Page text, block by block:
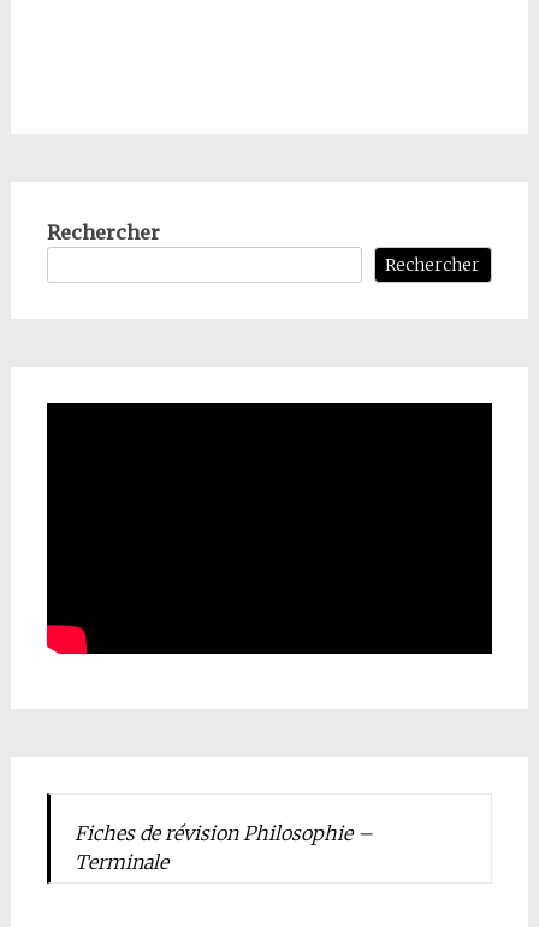
Rechercher
Rechercher
Fiches de révision Philosophie –
Terminale